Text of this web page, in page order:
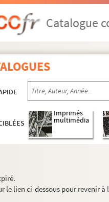
Catalogue
Imprimés
multimédia
le lien ci-dessous pour revenir